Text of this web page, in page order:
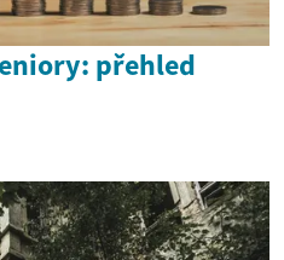
přehled